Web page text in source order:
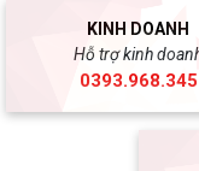
KINH DOANH
Hỗ trợ kinh
0393.968.345